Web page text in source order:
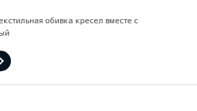
обивка кресел вместе с